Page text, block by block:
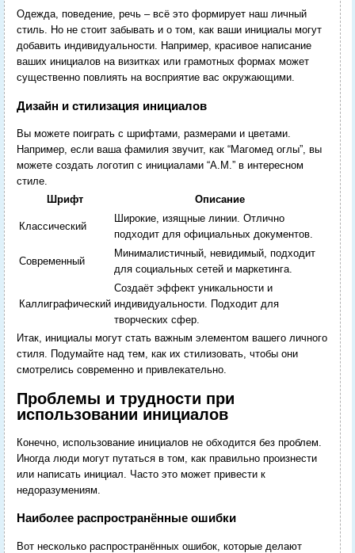
Одежда, поведение, речь – всё это формирует наш личный
стиль. Но не стоит забывать и о том, как ваши инициалы могут
добавить индивидуальности. Например, красивое написание
ваших инициалов на визитках или грамотных формах может
существенно повлиять на восприятие вас окружающими.
Дизайн и стилизация инициалов
Вы можете поиграть с шрифтами, размерами и цветами.
Например, если ваша фамилия звучит, как “Магомед оглы”, вы
можете создать логотип с инициалами “А.М.” в интересном
стиле.
Шрифт
Описание
Классический
Широкие, изящные линии. Отлично
подходит для официальных документов.
Современный
Минималистичный, невидимый, подходит
для социальных сетей и маркетинга.
Каллиграфический
Создаёт эффект уникальности и
индивидуальности. Подходит для
творческих сфер.
Итак, инициалы могут стать важным элементом вашего личного
стиля. Подумайте над тем, как их стилизовать, чтобы они
смотрелись современно и привлекательно.
Проблемы и трудности при
использовании инициалов
Конечно, использование инициалов не обходится без проблем.
Иногда люди могут путаться в том, как правильно произнести
или написать инициал. Часто это может привести к
недоразумениям.
Наиболее распространённые ошибки
Вот несколько распространённых ошибок, которые делают